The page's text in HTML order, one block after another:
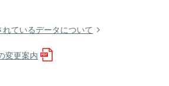
ているデータについて
変更案内